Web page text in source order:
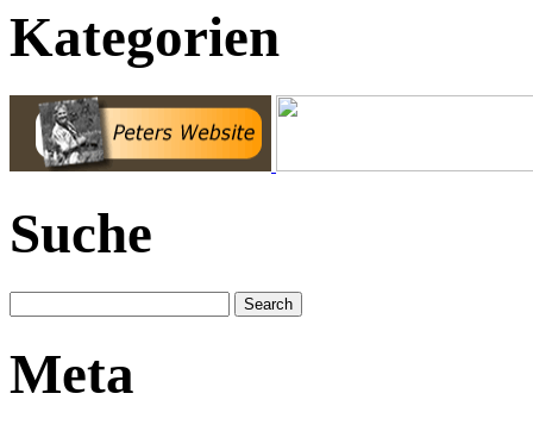
Kategorien
Suche
Meta